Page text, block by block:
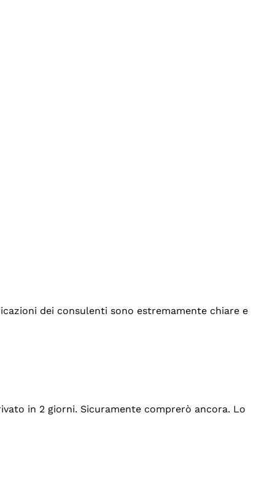
dei consulenti sono estremamente chiare e
in 2 giorni. Sicuramente comprerò ancora. Lo